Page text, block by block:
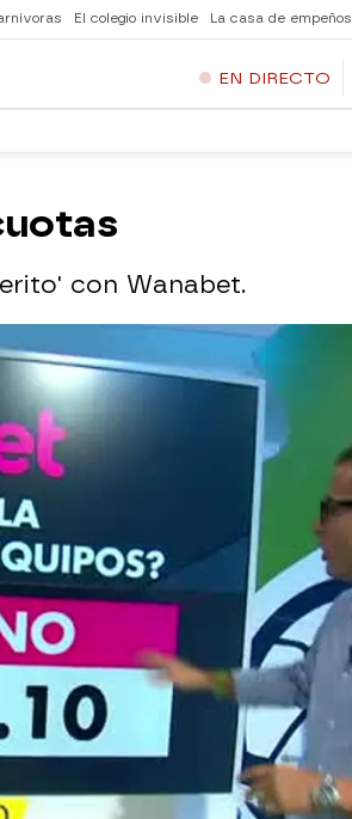
El colegio invisible La casa de empeños
EN DIRECTO
con Wanabet.
WhatsappFacebook
X Flipboard